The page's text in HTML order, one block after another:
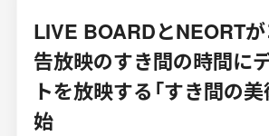
導入事例
全国のスクリーン
お知らせ
LIVE BOARDとNEORT
告放映のすき間の時間に
トを放映する「すき間の美
始